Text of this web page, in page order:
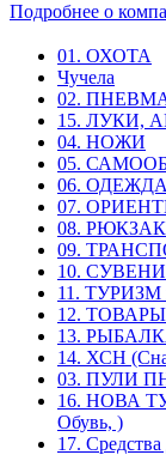
Подробнее о
01. ОХОТА
Чучела
02.
15. ЛУКИ,
04. НОЖИ
05.
06.
07.
08.
09.
10.
11.
12.
13.
14. ХСН
03. ПУЛИ
16. НОВА
Обувь, )
17.